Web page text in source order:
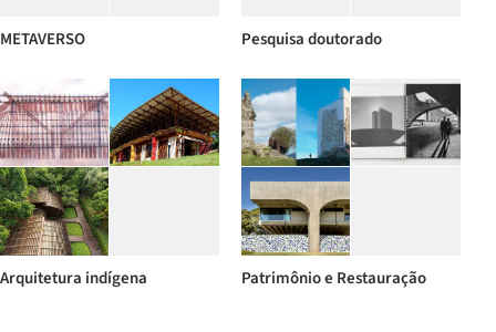
METAVERSO Pesquisa doutorado
Arquitetura indígena Patrimônio e Restauração